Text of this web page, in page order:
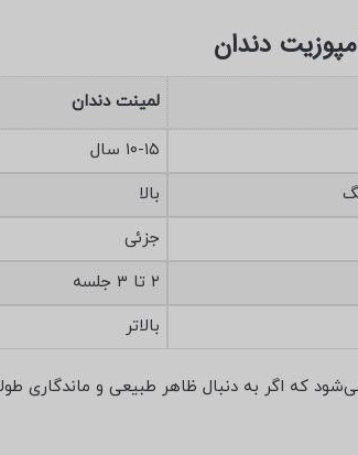
دندان
لمینت دندان
۱۰-۱۵ سال
بالا
جزئی
۲ تا ۳ جلسه
بالاتر
که اگر به دنبال ظاهر طبیعی و ماندگاری